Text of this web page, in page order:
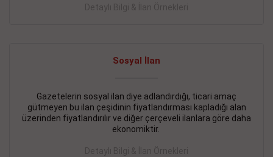
Detaylı Bilgi & İlan Örnekleri
Sosyal İlan
Gazetelerin sosyal ilan diye adlandırdığı, ticari amaç
gütmeyen bu ilan çeşidinin fiyatlandırması kapladığı alan
üzerinden fiyatlandırılır ve diğer çerçeveli ilanlara göre daha
ekonomiktir.
Detaylı Bilgi & İlan Örnekleri
İŞYERİ KİRALIK İlanı - 11.09.2018
BEYLİKDÜZÜ Kavaklıda 4 katlı bina